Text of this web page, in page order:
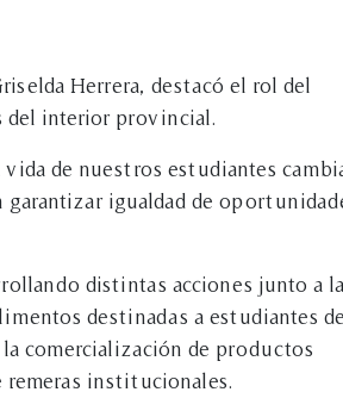
Herrera, destacó el rol del
del interior provincial.
vida de nuestros estudiantes
garantizar igualdad de
distintas acciones junto a la
destinadas a estudiantes
comercialización de productos
institucionales.